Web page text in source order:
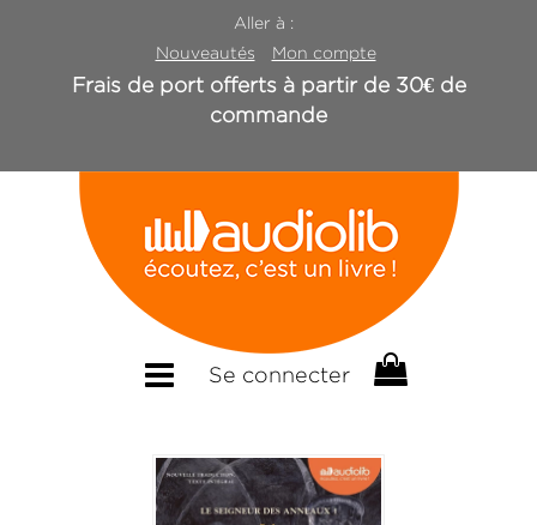
Aller à :
Nouveautés
Mon compte
Frais de port offerts à partir de 30€ de
commande
Se connecter